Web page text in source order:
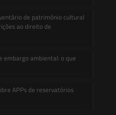
de patrimônio cultural
ao direito de
embargo ambiental: o que
APPs de reservatórios